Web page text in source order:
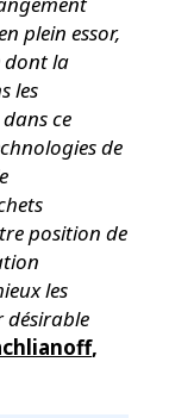
plein essor,
dont la
les
ce
de
position de
les
désirable
,